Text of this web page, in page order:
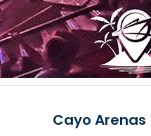
Cayo Arenas